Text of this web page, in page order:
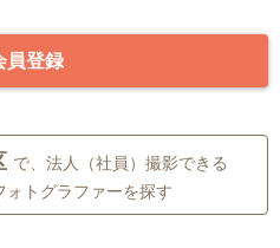
員登録
で、法人（社員）撮影できる
ォトグラファーを探す